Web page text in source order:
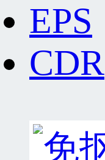
EPS
CDR